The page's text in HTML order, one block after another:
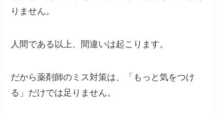
りません。
人間である以上、間違いは起こります。
だから薬剤師のミス対策は、「もっと気をつけ
る」だけでは足りません。